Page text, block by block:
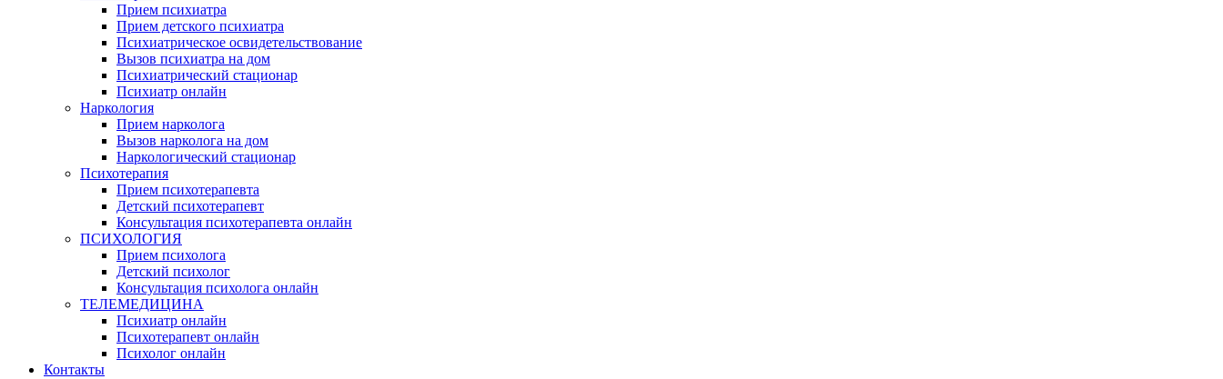
Прием психиатра
Прием детского психиатра
Психиатрическое освидетельствование
Вызов психиатра на дом
Психиатрический стационар
Психиатр онлайн
Наркология
Прием нарколога
Вызов нарколога на дом
Наркологический стационар
Психотерапия
Прием психотерапевта
Детский психотерапевт
Консультация психотерапевта онлайн
ПСИХОЛОГИЯ
Прием психолога
Детский психолог
Консультация психолога онлайн
ТЕЛЕМЕДИЦИНА
Психиатр онлайн
Психотерапевт онлайн
Психолог онлайн
Контакты